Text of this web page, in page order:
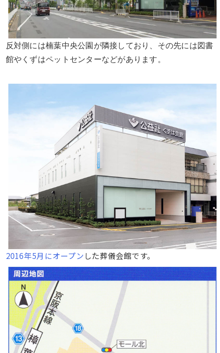
反対側には楠葉中央公園が隣接しており、その先には図書
館やくずはペットセンターなどがあります。
2016年5月にオープンした葬儀会館です。